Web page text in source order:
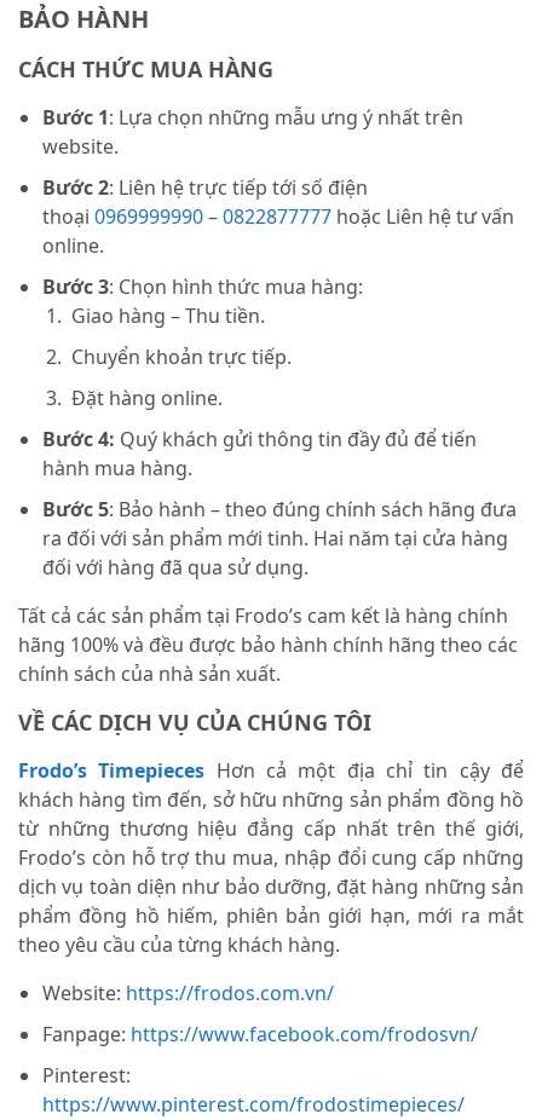
BẢO HÀNH
CÁCH THỨC MUA HÀNG
Bước 1: Lựa chọn những mẫu ưng ý nhất trên
website.
Bước 2: Liên hệ trực tiếp tới số điện
thoại 0969999990–0822877777 hoặc Liên hệ tư vấn
online.
Bước 3: Chọn hình thức mua hàng:
Giao hàng – Thu tiền.
Chuyển khoản trực tiếp.
Đặt hàng online.
Bước 4: Quý khách gửi thông tin đầy đủ để tiến
hành mua hàng.
Bước 5: Bảo hành – theo đúng chính sách hãng đưa
ra đối với sản phẩm mới tinh. Hai năm tại cửa hàng
đối với hàng đã qua sử dụng.
Tất cả các sản phẩm tại Frodo’s cam kết là hàng chính
hãng 100% và đều được bảo hành chính hãng theo các
chính sách của nhà sản xuất.
VỀ CÁC DỊCH VỤ CỦA CHÚNG TÔI
Frodo’s Timepieces Hơn cả một địa chỉ tin cậy để
khách hàng tìm đến, sở hữu những sản phẩm đồng hồ
từ những thương hiệu đẳng cấp nhất trên thế giới,
Frodo’s còn hỗ trợ thu mua, nhập đổi cung cấp những
dịch vụ toàn diện như bảo dưỡng, đặt hàng những sản
phẩm đồng hồ hiếm, phiên bản giới hạn, mới ra mắt
theo yêu cầu của từng khách hàng.
Website: https://frodos.com.vn/
Fanpage: https://www.facebook.com/frodosvn/
Pinterest:
https://www.pinterest.com/frodostimepieces/